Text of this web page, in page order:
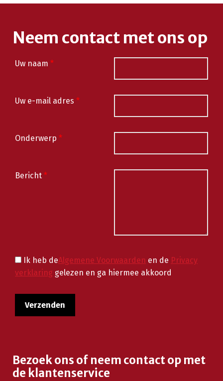
Neem contact met ons op
Uw naam *
Uw e-mail adres *
Onderwerp *
Bericht *
Ik heb deAlgemene Voorwaarden en de Privacy
verklaring gelezen en ga hiermee akkoord
Bezoek ons of neem contact op met
de klantenservice